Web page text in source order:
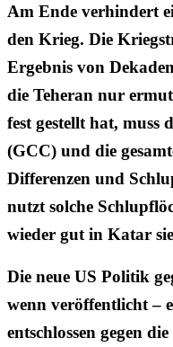
Am Ende verhindert
den Krieg. Die
Ergebnis von
die Teheran nur
fest gestellt hat,
(GCC) und die
Differenzen und
nutzt solche
wieder gut in Katar
Die neue US Politik
wenn veröffentlicht –
entschlossen gegen